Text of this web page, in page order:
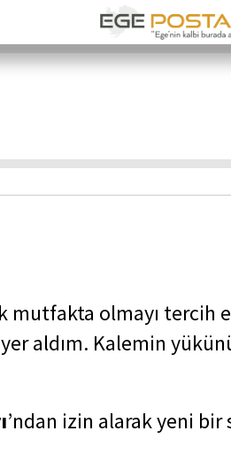
olmayı tercih
aldım. Kalemin
’ndan izin alarak yeni bir